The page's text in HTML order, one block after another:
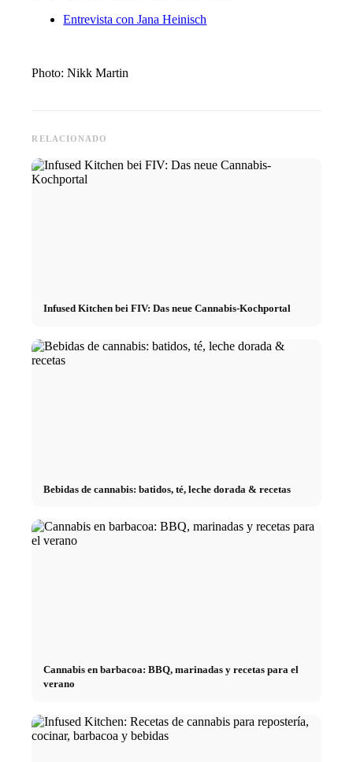
Entrevista con Jana Heinisch
Photo: Nikk Martin
RELACIONADO
Infused Kitchen bei FIV: Das neue Cannabis-Kochportal
Bebidas de cannabis: batidos, té, leche dorada & recetas
Cannabis en barbacoa: BBQ, marinadas y recetas para el
verano